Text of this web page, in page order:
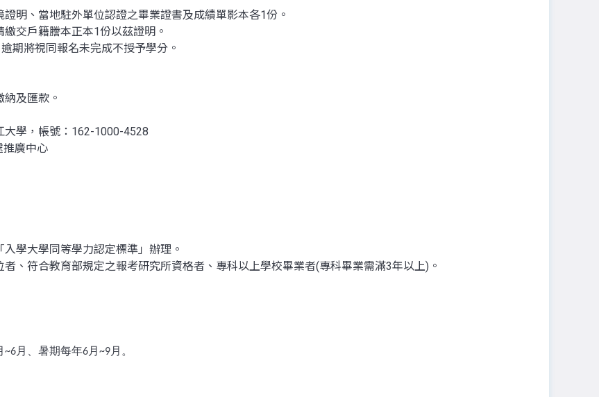
明、當地駐外單位認證之畢業證書及成績單影本各1份。
交戶籍謄本正本1份以茲證明。
期將視同報名未完成不授予學分。
及匯款。
大學，帳號：162-1000-4528
推廣中心
學大學同等學力認定標準」辦理。
、符合教育部規定之報考研究所資格者、專科以上學校畢業者(專科畢業需滿3年以上)。
~6月、暑期每年6月 ~9月。